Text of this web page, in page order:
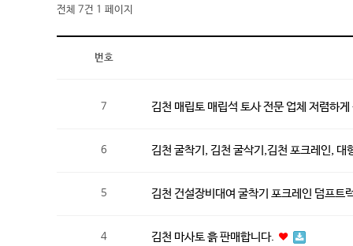
전체 7건 1 페이지
번호
7 김천 매립토 매립석 토사 전문 업체 저렴하
6 김천 굴착기, 김천 굴삭기,김천 포크레인,
5 김천 건설장비대여 굴착기 포크레인 덤프트
4 김천 마사토 흙 판매합니다.